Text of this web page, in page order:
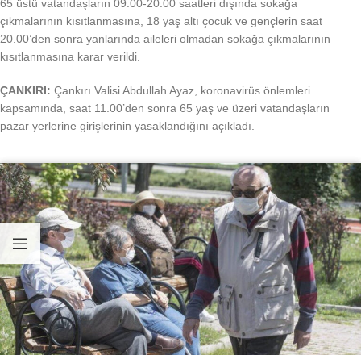
65 üstü vatandaşların 09.00-20.00 saatleri dışında sokağa
çıkmalarının kısıtlanmasına, 18 yaş altı çocuk ve gençlerin saat
20.00’den sonra yanlarında aileleri olmadan sokağa çıkmalarının
kısıtlanmasına karar verildi.
ÇANKIRI: Çankırı Valisi Abdullah Ayaz, koronavirüs önlemleri
kapsamında, saat 11.00’den sonra 65 yaş ve üzeri vatandaşların
pazar yerlerine girişlerinin yasaklandığını açıkladı.